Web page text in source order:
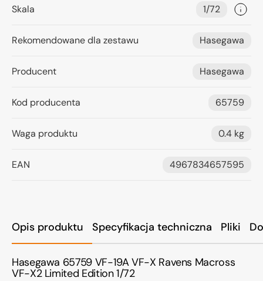
Opis produktu Specyfikacja techniczna Pliki
Hasegawa 65759 VF-19A VF-X Ravens Macross
VF-X2 Limited Edition 1/72
Skala 1/72
Rekomendowane dla zestawu Hasegawa
Producent Hasegawa
Kod producenta 65759
Waga produktu 0.4 kg
EAN 4967834657595